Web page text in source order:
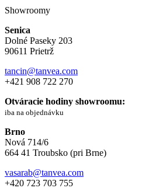
Showroomy
Senica
Dolné Paseky 203
90611 Prietrž
tancin@tanvea.com
+421 908 722 270
Otváracie hodiny showroomu:
iba na objednávku
Brno
Nová 714/6
664 41 Troubsko (pri Brne)
vasarab@tanvea.com
+420 723 703 755